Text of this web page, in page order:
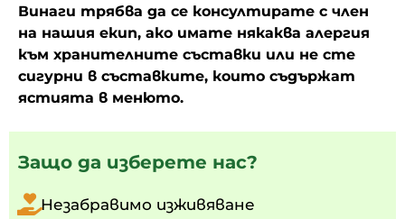
Винаги трябва да се консултирате с член
на нашия екип, ако имате някаква алергия
към хранителните съставки или не сте
сигурни в съставките, които съдържат
ястията в менюто.
Защо да изберете нас?
Незабравимо изживяване